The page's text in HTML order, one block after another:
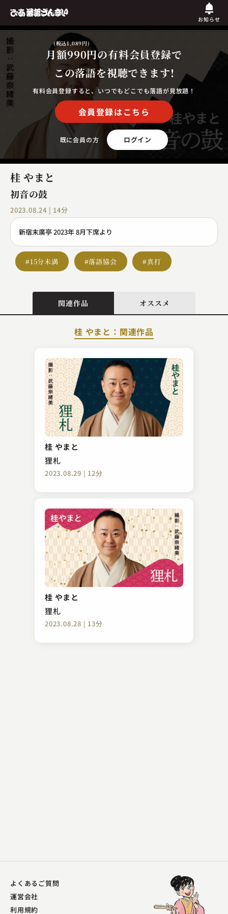
お知らせ
月額990円
(税込1,089円)
の有料会員登録で
この落語を視聴できます!
有料会員登録すると、いつでもどこでも落語が見放題！
会員登録はこちら
既に会員の方 ログイン
桂 やまと
初音の鼓
2023.08.24 | 14分
新宿末廣亭 2023年 8月下席より
#15分未満 #落語協会 #真打
関連作品 オススメ
桂 やまと：関連作品
桂 やまと
狸札
2023.08.29 | 12分
桂 やまと
狸札
2023.08.28 | 13分
柳家 喬之助
堀の内
2024.08.21 | 13分
金原亭 馬太郎
ぞろぞろ
2023.07.11 | 10分
よくあるご質問
運営会社
利用規約